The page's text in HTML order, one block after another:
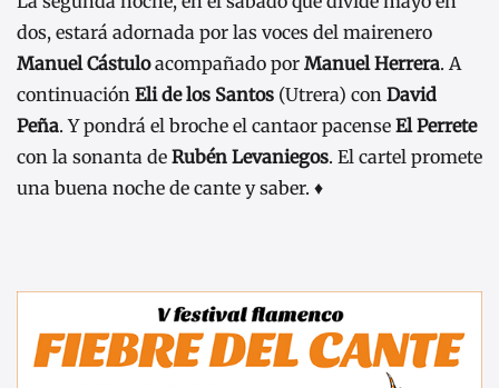
dos, estará adornada por las voces del mairenero
Manuel Cástuloacompañado por Manuel Herrera. A
continuación Eli de los Santos (Utrera) con David
Peña. Y pondrá el broche el cantaor pacense El Perrete
con la sonanta de Rubén Levaniegos. El cartel promete
una buena noche de cante y saber. ♦